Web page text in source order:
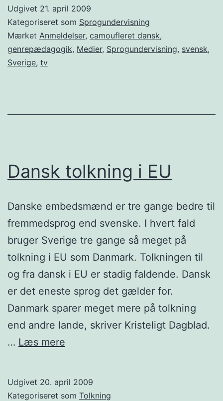
Udgivet 21. april 2009
Kategoriseret som Sprogundervisning
Mærket Anmeldelser, camoufleret dansk,
genrepædagogik, Medier, Sprogundervisning, svensk,
Sverige, tv
Dansk tolkning i EU
Danske embedsmænd er tre gange bedre til
fremmedsprog end svenske. I hvert fald
bruger Sverige tre gange så meget på
tolkning i EU som Danmark. Tolkningen til
og fra dansk i EU er stadig faldende. Dansk
er det eneste sprog det gælder for.
Danmark sparer meget mere på tolkning
end andre lande, skriver Kristeligt Dagblad.
… Læs mere
EU
Udgivet 20. april 2009
Kategoriseret som Tolkning